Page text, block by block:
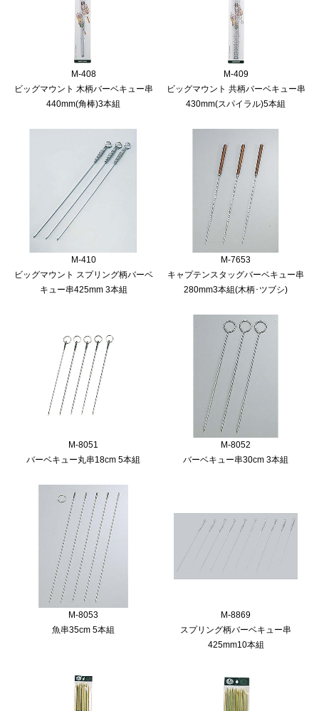
M-408
ビッグマウント 木柄バーベキュー串
440mm(角棒)3本組
M-409
ビッグマウント 共柄バーベキュー串
430mm(スパイラル)5本組
M-410
ビッグマウント スプリング柄バーベ
キュー串425mm 3本組
M-7653
キャプテンスタッグバーベキュー串
280mm3本組(木柄･ツブシ)
M-8051
バーベキュー丸串18cm 5本組
M-8052
バーベキュー串30cm 3本組
M-8053
魚串35cm 5本組
M-8869
スプリング柄バーベキュー串
425mm10本組